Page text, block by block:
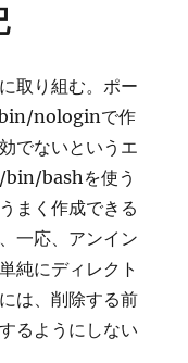
取り組む。ポー
nologinで作
でないというエ
bin/bashを使う
まく作成できる
一応、アンイン
純にディレクト
は、削除する前
るようにしない